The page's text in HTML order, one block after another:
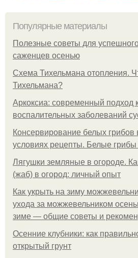
Популярные материалы
Полезные советы для
саженцев осенью
Схема Тихельмана отопления.
Тихельмана?
Аркоксиа: современный подход
воспалительных заболеваний
Консервирование белых
условиях рецепты. Белые
Лягушки земляные в огороде.
(жаб) в огород: личный опыт
Как укрыть на зиму
ухода за можжевельником
зиме — общие советы и
Осенние клубники: как
открытый грунт